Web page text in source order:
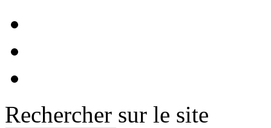
Rechercher sur le site